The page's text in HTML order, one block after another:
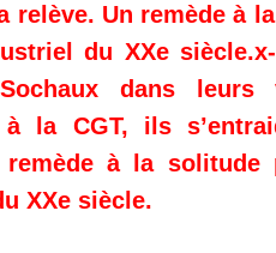
relève. Un remède à
du XXe
dans leurs
à la CGT, ils
remède à la
XXe siècle.